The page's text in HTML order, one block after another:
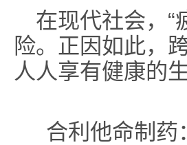
在现代社会，“
险。正因如此，
人人享有健康的
合利他命制药